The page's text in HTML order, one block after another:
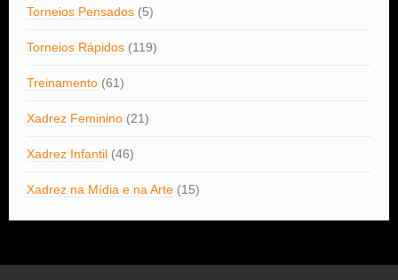
Torneios Pensados (5)
Torneios Rápidos (119)
Treinamento (61)
Xadrez Feminino (21)
Xadrez Infantil (46)
Xadrez na Mídia e na Arte (15)